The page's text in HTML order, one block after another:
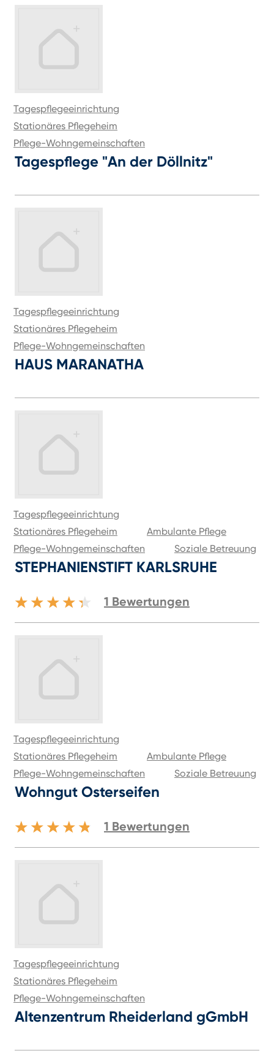
Tagespflegeeinrichtung
Stationäres Pflegeheim
Pflege-Wohngemeinschaften
Tagespflege "An der Döllnitz"
Tagespflegeeinrichtung
Stationäres Pflegeheim
Pflege-Wohngemeinschaften
HAUS MARANATHA
Tagespflegeeinrichtung
Stationäres Pflegeheim
Ambulante Pflege
Pflege-Wohngemeinschaften
Soziale Betreuung
STEPHANIENSTIFT KARLSRUHE
1 Bewertungen
Tagespflegeeinrichtung
Stationäres Pflegeheim
Ambulante Pflege
Pflege-Wohngemeinschaften
Soziale Betreuung
Wohngut Osterseifen
1 Bewertungen
Tagespflegeeinrichtung
Stationäres Pflegeheim
Pflege-Wohngemeinschaften
Altenzentrum Rheiderland gGmbH